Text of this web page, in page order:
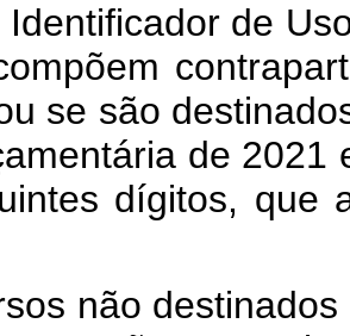
Identificador de
se são
de 2021
dígitos, que
não